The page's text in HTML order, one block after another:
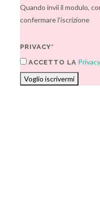
Quando invii il modulo,
confermare l'iscrizione
PRIVACY*
ACCETTO LA
Voglio iscrivermi